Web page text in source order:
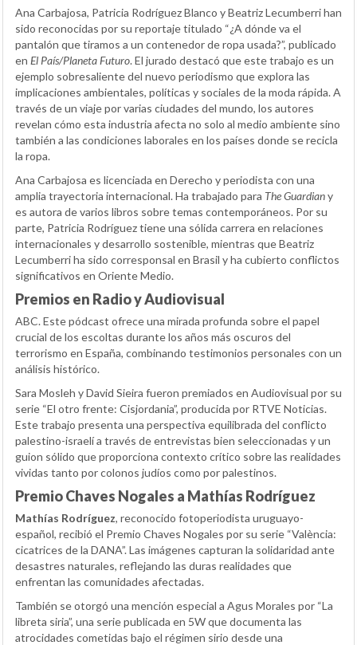
Ana Carbajosa, Patricia Rodríguez Blanco y Beatriz Lecumberri han
sido reconocidas por su reportaje titulado “¿A dónde va el
pantalón que tiramos a un contenedor de ropa usada?”, publicado
en El País/Planeta Futuro. El jurado destacó que este trabajo es un
ejemplo sobresaliente del nuevo periodismo que explora las
implicaciones ambientales, políticas y sociales de la moda rápida. A
través de un viaje por varias ciudades del mundo, los autores
revelan cómo esta industria afecta no solo al medio ambiente sino
también a las condiciones laborales en los países donde se recicla
la ropa.
Ana Carbajosa es licenciada en Derecho y periodista con una
amplia trayectoria internacional. Ha trabajado para The Guardiany
es autora de varios libros sobre temas contemporáneos. Por su
parte, Patricia Rodríguez tiene una sólida carrera en relaciones
internacionales y desarrollo sostenible, mientras que Beatriz
Lecumberri ha sido corresponsal en Brasil y ha cubierto conflictos
significativos en Oriente Medio.
Premios en Radio y Audiovisual
ABC. Este pódcast ofrece una mirada profunda sobre el papel
crucial de los escoltas durante los años más oscuros del
terrorismo en España, combinando testimonios personales con un
análisis histórico.
Sara Mosleh y David Sieira fueron premiados en Audiovisual por su
serie “El otro frente: Cisjordania”, producida por RTVE Noticias.
Este trabajo presenta una perspectiva equilibrada del conflicto
palestino-israelí a través de entrevistas bien seleccionadas y un
guion sólido que proporciona contexto crítico sobre las realidades
vividas tanto por colonos judíos como por palestinos.
Premio Chaves Nogales a Mathías Rodríguez
Mathías Rodríguez, reconocido fotoperiodista uruguayo-
español, recibió el Premio Chaves Nogales por su serie “València:
cicatrices de la DANA”. Las imágenes capturan la solidaridad ante
desastres naturales, reflejando las duras realidades que
enfrentan las comunidades afectadas.
También se otorgó una mención especial a Agus Morales por “La
libreta siria”, una serie publicada en 5W que documenta las
atrocidades cometidas bajo el régimen sirio desde una